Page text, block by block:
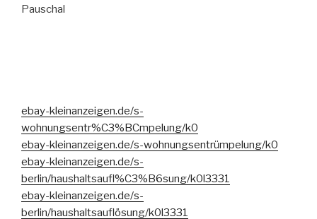
Pauschal
ebay-kleinanzeigen.de/s-
wohnungsentr%C3%BCmpelung/k0
ebay-kleinanzeigen.de/s-wohnungsentrümpelung/k0
ebay-kleinanzeigen.de/s-
berlin/haushaltsaufl%C3%B6sung/k0l3331
ebay-kleinanzeigen.de/s-
berlin/haushaltsauflösung/k0l3331